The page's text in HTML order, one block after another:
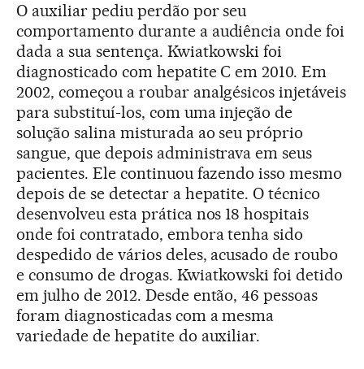
O auxiliar pediu perdão por seu
comportamento durante a audiência onde foi
dada a sua sentença. Kwiatkowski foi
diagnosticado com hepatite C em 2010. Em
2002, começou a roubar analgésicos injetáveis
para substituí-los, com uma injeção de
solução salina misturada ao seu próprio
sangue, que depois administrava em seus
pacientes. Ele continuou fazendo isso mesmo
depois de se detectar a hepatite. O técnico
desenvolveu esta prática nos 18 hospitais
onde foi contratado, embora tenha sido
despedido de vários deles, acusado de roubo
e consumo de drogas. Kwiatkowski foi detido
em julho de 2012. Desde então, 46 pessoas
foram diagnosticadas com a mesma
variedade de hepatite do auxiliar.